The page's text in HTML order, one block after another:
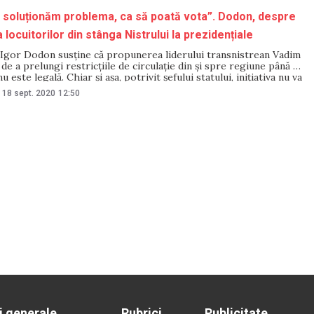
soluționăm problema, ca să poată vota”. Dodon, despre
locuitorilor din stânga Nistrului la prezidențiale
Dodon susține că propunerea liderului transnistrean Vadim
a prelungi restricțiile de circulație din și spre regiune până la
este legală. Chiar și așa, potrivit șefului statului, inițiativa nu va
scrutinului din 1 noiembrie. Răspunzând la întrebarea
Igor Dodon
18 sept. 2020 12:50